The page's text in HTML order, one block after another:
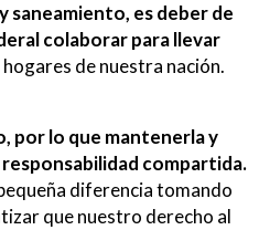
saneamiento, es deber de
colaborar para llevar
de nuestra nación.
por lo que mantenerla y
responsabilidad compartida.
diferencia tomando
que nuestro derecho al